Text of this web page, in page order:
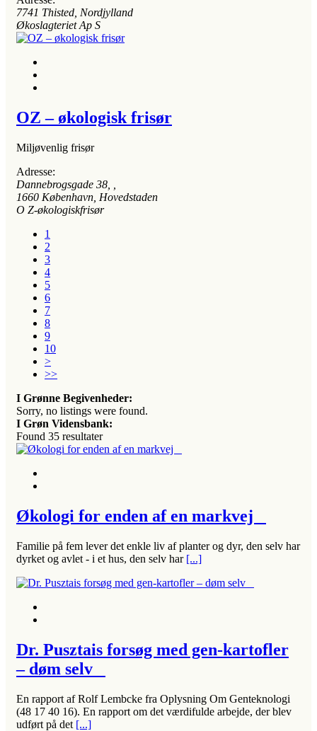
7741 Thisted, Nordjylland
Økoslagteriet Ap S
OZ – økologisk frisør
Miljøvenlig frisør
Adresse:
Dannebrogsgade 38
1660 København, Hovedstaden
O Z-økologiskfrisør
1
2
3
4
5
6
7
8
9
10
>
>>
I Grønne Begivenheder:
Sorry, no listings were found.
I Grøn Vidensbank:
Found 35 resultater
Økologi for enden af en markvej
Familie på fem lever det enkle liv af planter og dyr, den selv har
dyrket og avlet - i et hus, den selv har [...]
Dr. Pusztais forsøg med gen-kartofler
– døm selv
En rapport af Rolf Lembcke fra Oplysning Om Genteknologi
(48 17 40 16). En rapport om det værdifulde arbejde, der blev
udført på det [...]